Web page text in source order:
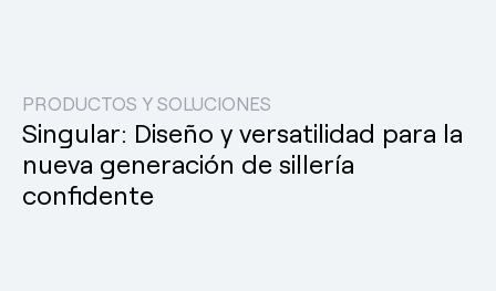
PRODUCTOS Y SOLUCIONES
Singular: Diseño y versatilidad para la
nueva generación de sillería
confidente